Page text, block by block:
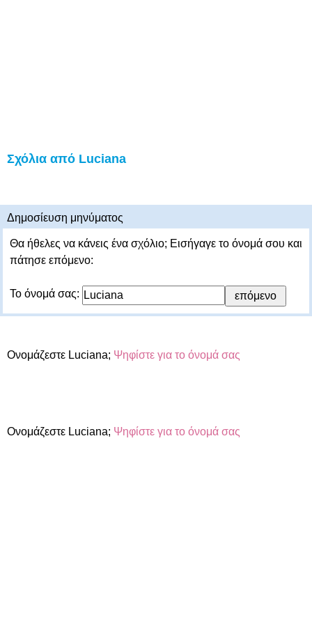
Σχόλια από Luciana
Δημοσίευση μηνύματος
Θα ήθελες να κάνεις ένα σχόλιο; Εισήγαγε το όνομά σου και
πάτησε επόμενο:
Το όνομά σας:
Ονομάζεστε Luciana; Ψηφίστε για το όνομά σας
Ονομάζεστε Luciana; Ψηφίστε για το όνομά σας